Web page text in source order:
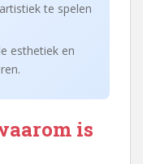
te spelen
esthetiek en
is